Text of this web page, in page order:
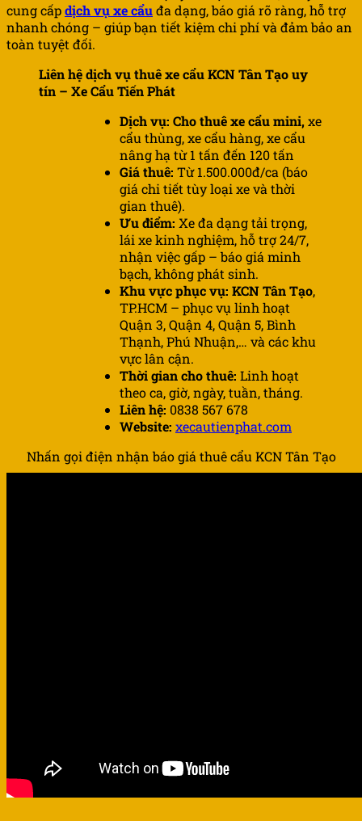
cung cấpdịch vụ xe cẩuđa dạng, báo giá rõ ràng, hỗ trợ
nhanh chóng – giúp bạn tiết kiệm chi phí và đảm bảo an
toàn tuyệt đối.
Liên hệ dịch vụ thuê xe cẩuKCN Tân Tạouy
tín – Xe Cẩu Tiến Phát
Dịch vụ: Cho thuê xe cẩu mini,xe
cẩu thùng, xe cẩu hàng, xe cẩu
nâng hạ từ 1 tấn đến 120 tấn
Giá thuê: Từ 1.500.000đ/ca (báo
giá chi tiết tùy loại xe và thời
gian thuê).
Ưu điểm: Xe đa dạng tải trọng,
lái xe kinh nghiệm, hỗ trợ 24/7,
nhận việc gấp – báo giá minh
bạch, không phát sinh.
Khu vực phục vụ: KCN Tân Tạo,
TP.HCM – phục vụ linh hoạt
Quận 3, Quận 4, Quận 5, Bình
Thạnh, Phú Nhuận,… và các khu
vực lân cận.
Thời gian cho thuê: Linh hoạt
theo ca, giờ, ngày, tuần, tháng.
Liên hệ: 0838 567 678
Website: xecautienphat.com
Nhấn gọi điện nhận báo giá thuê cẩu KCN Tân Tạo